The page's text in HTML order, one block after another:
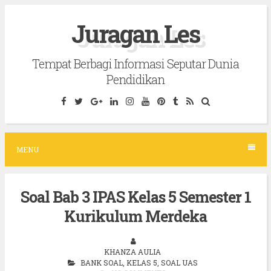
c
Juragan Les
Tempat Berbagi Informasi Seputar Dunia
Pendidikan
MENU
Soal Bab 3 IPAS Kelas 5 Semester 1
Kurikulum Merdeka
KHANZA AULIA
BANK SOAL, KELAS 5 SOAL UAS